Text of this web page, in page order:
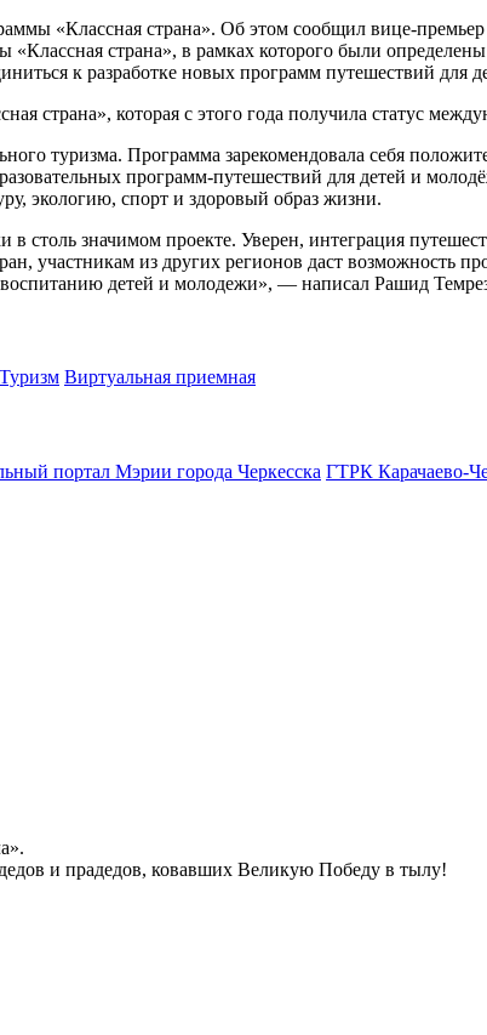
«Классная страна». Об этом сообщил вице-
страна», в рамках которого были
к разработке новых программ путешествий для
страна», которая с этого года получила статус
туризма. Программа зарекомендовала себя
программ-путешествий для детей и
экологию, спорт и здоровый образ жизни.
столь значимом проекте. Уверен, интеграция
участникам из других регионов даст возможность
детей и молодежи», — написал Рашид
Туризм Виртуальная приемная
портал Мэрии города Черкесска ГТРК Карачаево-
и прадедов, ковавших Великую Победу в тылу!